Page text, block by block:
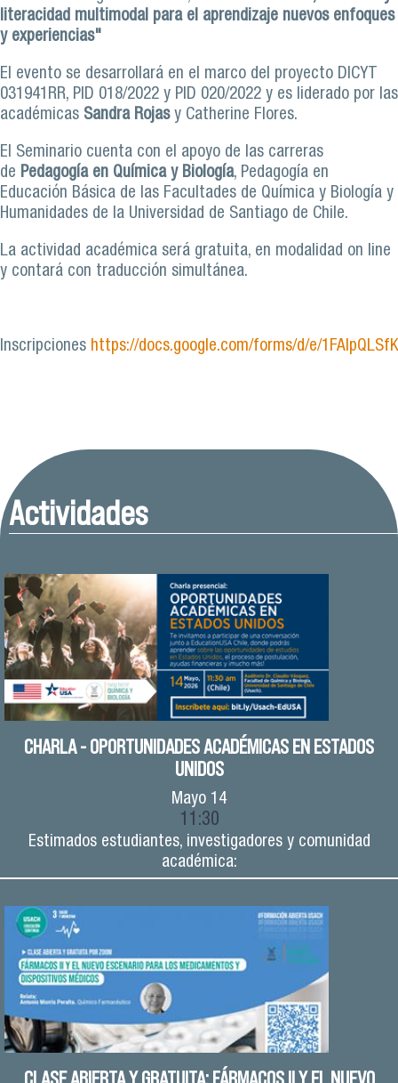
literacidad multimodal para el aprendizaje nuevos enfoques
y experiencias"
El evento se desarrollará en el marco del proyecto DICYT
031941RR, PID 018/2022 y PID 020/2022 y es liderado por las
académicas Sandra Rojasy Catherine Flores.
El Seminario cuenta con el apoyo de las carreras
de Pedagogía en Química y Biología, Pedagogía en
Educación Básica de las Facultades de Química y Biología y
Humanidades de la Universidad de Santiago de Chile.
La actividad académica será gratuita, en modalidad on line
y contará con traducción simultánea.
Inscripciones https://docs.google.com/forms/d/e/
Actividades
CHARLA - OPORTUNIDADES ACADÉMICAS EN ESTADOS
UNIDOS
Mayo 14
11:30
Estimados estudiantes, investigadores y comunidad
académica: